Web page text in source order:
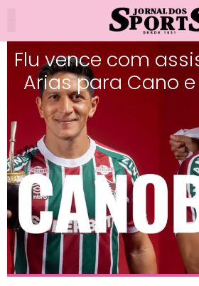
Flu vence com
Arias para Cano